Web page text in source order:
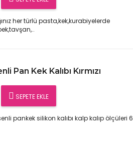
her türlü pasta,kek,kurabiyelerde
Pan Kek Kalıbı Kırmızı
SEPETE EKLE
pankek silikon kalıbı kalp kalıp ölçüleri 6